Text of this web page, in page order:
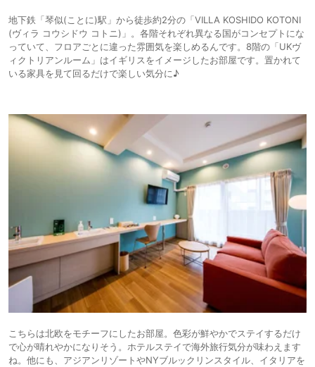
地下鉄「琴似(ことに)駅」から徒歩約2分の「VILLA KOSHIDO KOTONI
(ヴィラ コウシドウ コトニ)」。各階それぞれ異なる国がコンセプトにな
っていて、フロアごとに違った雰囲気を楽しめるんです。8階の「UKヴ
ィクトリアンルーム」はイギリスをイメージしたお部屋です。置かれて
いる家具を見て回るだけで楽しい気分に♪
こちらは北欧をモチーフにしたお部屋。色彩が鮮やかでステイするだけ
で心が晴れやかになりそう。ホテルステイで海外旅行気分が味わえます
ね。他にも、アジアンリゾートやNYブルックリンスタイル、イタリアを